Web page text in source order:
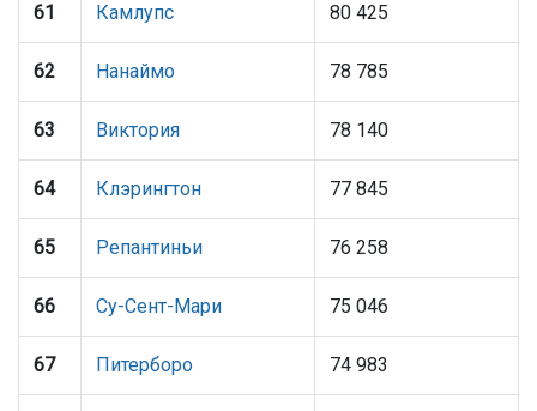
61 Камлупс 80 425
62 Нанаймо 78 785
63 Виктория 78 140
64 Клэрингтон 77 845
65 Репантиньи 76 258
66 Су-Сент-Мари 75 046
67 Питерборо 74 983